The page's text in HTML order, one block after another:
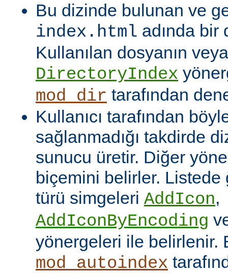
Bu dizinde bulunan ve
index.html adında bir
Kullanılan dosyanın
DirectoryIndex
mod_dir tarafından
Kullanıcı tarafından
sağlanmadığı takdirde
sunucu üretir. Diğer
biçemini belirler.
türü simgeleri AddIcon,
AddIconByEncoding
yönergeleri ile belirlenir.
mod_autoindex